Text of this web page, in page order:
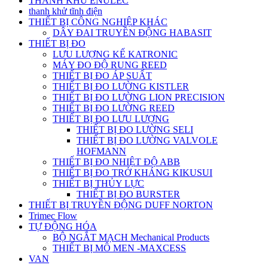
thanh khử tĩnh điện
THIẾT BỊ CÔNG NGHIỆP KHÁC
DÂY ĐAI TRUYỀN ĐỘNG HABASIT
THIẾT BỊ ĐO
LƯU LƯỢNG KẾ KATRONIC
MÁY ĐO ĐỘ RUNG REED
THIẾT BỊ ĐO ÁP SUẤT
THIẾT BỊ ĐO LƯỜNG KISTLER
THIẾT BỊ ĐO LƯỜNG LION PRECISION
THIẾT BỊ ĐO LƯỜNG REED
THIẾT BỊ ĐO LƯU LƯỢNG
THIẾT BỊ ĐO LƯỜNG SELI
THIẾT BỊ ĐO LƯỜNG VALVOLE
HOFMANN
THIẾT BỊ ĐO NHIỆT ĐỘ ABB
THIẾT BỊ ĐO TRỞ KHÁNG KIKUSUI
THIẾT BỊ THỦY LỰC
THIẾT BỊ ĐO BURSTER
THIẾT BỊ TRUYỀN ĐỘNG DUFF NORTON
Trimec Flow
TỰ ĐỘNG HÓA
BỘ NGẮT MẠCH Mechanical Products
THIẾT BỊ MÔ MEN -MAXCESS
VAN